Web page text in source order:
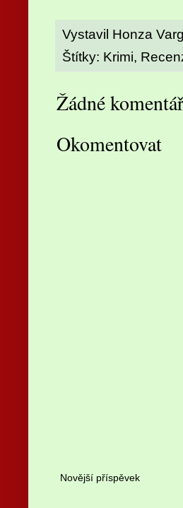
Vystavil Honza
Štítky: Krimi,
Žádné
Okomentovat
Novější příspěvek